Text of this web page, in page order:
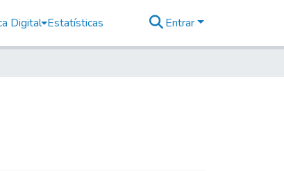
Digital Estatísticas Entrar